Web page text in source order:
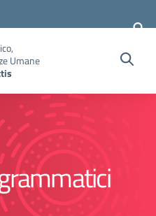
Umane